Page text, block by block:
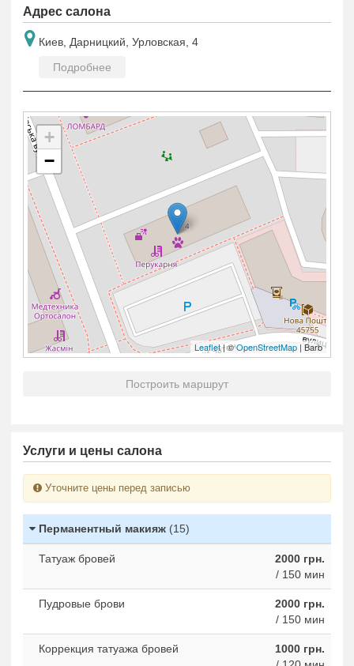
Адрес салона
Киев, Дарницкий, Урловская, 4
Подробнее
+
−
Leaflet| ©OpenStreetMap | Barb
Построить маршрут
Услуги и цены салона
Уточните цены перед записью
Перманентный макияж (15)
Татуаж бровей
2000 грн.
/ 150 мин
Пудровые брови
2000 грн.
/ 150 мин
Коррекция татуажа бровей
1000 грн.